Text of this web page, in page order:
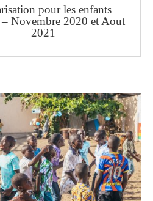
pour les enfants
Novembre 2020 et Aout
2021